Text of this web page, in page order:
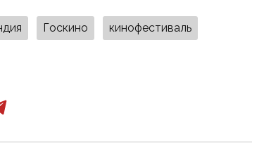
Госкино кинофестиваль